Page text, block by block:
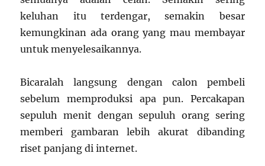
keluhan itu terdengar, semakin besar
kemungkinan ada orang yang mau membayar
untuk menyelesaikannya.
Bicaralah langsung dengan calon pembeli
sebelum memproduksi apa pun. Percakapan
sepuluh menit dengan sepuluh orang sering
memberi gambaran lebih akurat dibanding
riset panjang di internet.